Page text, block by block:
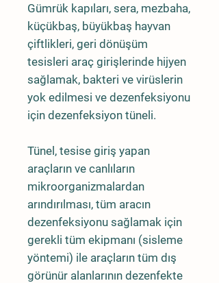
Gümrük kapıları, sera, mezbaha,
küçükbaş, büyükbaş hayvan
çiftlikleri, geri dönüşüm
tesisleri araç girişlerinde hijyen
sağlamak, bakteri ve virüslerin
yok edilmesi ve dezenfeksiyonu
için dezenfeksiyon tüneli.
Tünel, tesise giriş yapan
araçların ve canlıların
mikroorganizmalardan
arındırılması, tüm aracın
dezenfeksiyonu sağlamak için
gerekli tüm ekipmanı (sisleme
yöntemi) ile araçların tüm dış
görünür alanlarının dezenfekte